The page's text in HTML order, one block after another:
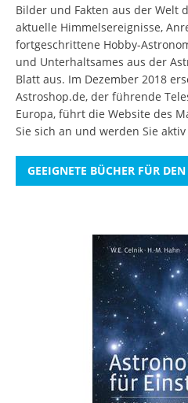
Bilder und Fakten aus der Welt
aktuelle Himmelsereignisse,
fortgeschrittene Hobby-
und Unterhaltsames aus der
Blatt aus. Im Dezember 2018
Astroshop.de, der führende
Europa, führt die Website des
Sie sich an und werden Sie
GEEIGNETE BÜCHER FÜR